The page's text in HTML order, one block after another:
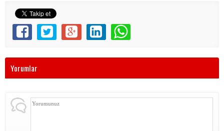
Yorumlar